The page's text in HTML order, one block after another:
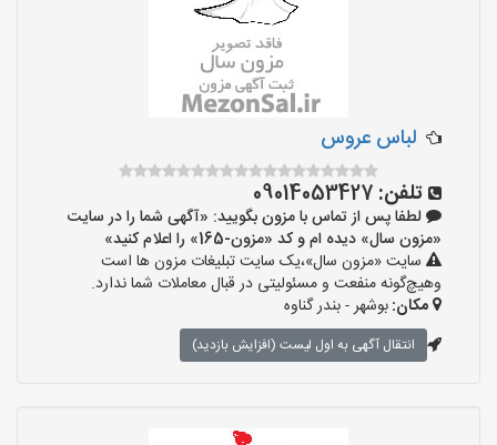
لباس عروس
تلفن: 09014053427
لطفا پس از تماس با مزون بگویید: «آگهی شما را در سایت
«مزون سال» دیده ام و کد «مزون-165» را اعلام کنید»
سایت «مزون سال»،یک سایت تبلیغات مزون ها است
وهیچ‌گونه منفعت و مسئولیتی در قبال معاملات شما ندارد.
مکان:بوشهر - بندر گناوه
انتقال آگهی به اول لیست (افزایش بازدید)